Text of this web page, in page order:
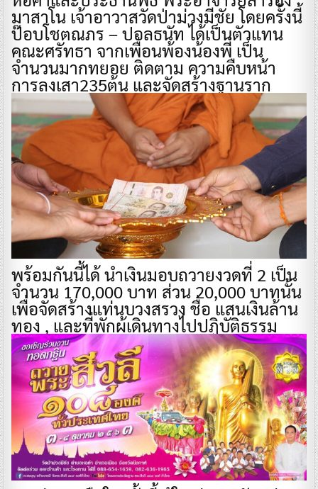
มาสาโน เจ้าอาวาสวัดป่าม่วงมีชัย โดยครั้งนี้
ป๊อบโชตณภร – ปอลธนัท ได้เป็นตัวแทน
คณะศรัทธา จากเพื่อนพ้องน้องพี่ เป็น
จำนวนมากทยอย ติดตาม ความคืบหน้า
การลงเสา235ต้น และจัดสร้างฐานราก
พร้อมกันนี้ได้ นำเงินมอบถวายงวดที่ 2 เป็น
จำนวน 170,000 บาท ส่วน 20,000 บาทนั้น
เพื่อจัดสร้างแท่นบวงสรวง ชื่อ แสนเงินล้าน
ทอง , และที่พักผู้เดินทางไปปฏิบัติธรรม